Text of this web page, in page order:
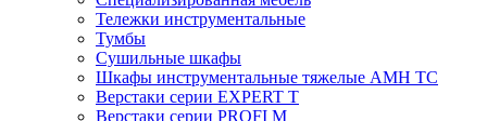
Тележки инструментальные
Тумбы
Cушильные шкафы
Шкафы инструментальные тяжелые AMH TC
Верстаки серии EXPERT T
Верстаки серии PROFI M